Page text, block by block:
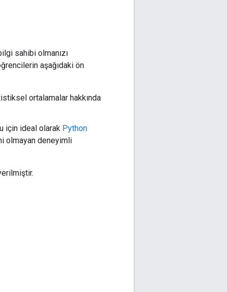
sahibi olmanızı
aşağıdaki ön
ortalamalar hakkında
için ideal olarak Python
olmayan deneyimli